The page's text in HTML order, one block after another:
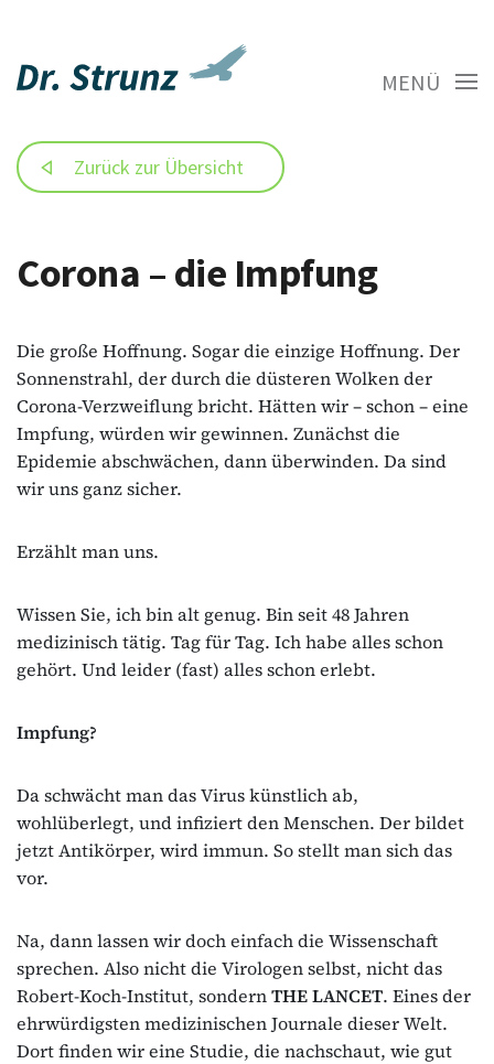
MENÜ
Zurück zur Übersicht
Corona – die Impfung
Die große Hoffnung. Sogar die einzige Hoffnung. Der
Sonnenstrahl, der durch die düsteren Wolken der
Corona-Verzweiflung bricht. Hätten wir – schon – eine
Impfung, würden wir gewinnen. Zunächst die
Epidemie abschwächen, dann überwinden. Da sind
wir uns ganz sicher.
Erzählt man uns.
Wissen Sie, ich bin alt genug. Bin seit 48 Jahren
medizinisch tätig. Tag für Tag. Ich habe alles schon
gehört. Und leider (fast) alles schon erlebt.
Impfung?
Da schwächt man das Virus künstlich ab,
wohlüberlegt, und infiziert den Menschen. Der bildet
jetzt Antikörper, wird immun. So stellt man sich das
vor.
Na, dann lassen wir doch einfach die Wissenschaft
sprechen. Also nicht die Virologen selbst, nicht das
Robert-Koch-Institut, sondernTHE LANCET. Eines der
ehrwürdigsten medizinischen Journale dieser Welt.
Dort finden wir eine Studie, die nachschaut, wie gut